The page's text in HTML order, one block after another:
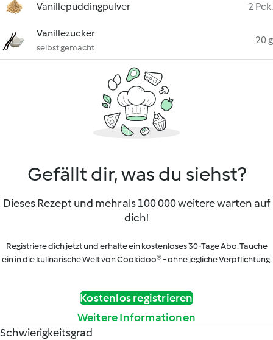
Vanillepuddingpulver 2 Pck.
Vanillezucker
selbst gemacht
20 g
Gefällt dir, was du siehst?
Dieses Rezept und mehr als 100 000 weitere warten auf
dich!
Registriere dich jetzt und erhalte ein kostenloses 30-Tage Abo. Tauche
ein in die kulinarische Welt von Cookidoo® - ohne jegliche Verpflichtung.
Kostenlos registrieren
Weitere Informationen
Schwierigkeitsgrad